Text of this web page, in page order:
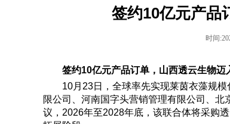
签约10亿元产品
时间
签约10亿元产品订单 ， 山西透云生物迈
10月23日，全球率先实现莱茵衣藻规
限公司、河南国字头营销管理有限公司、
议，2026年至2028年底，该联合体将采购